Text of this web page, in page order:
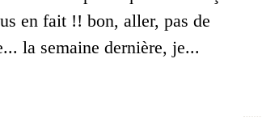
en fait !! bon, aller, pas de
la semaine dernière, je...